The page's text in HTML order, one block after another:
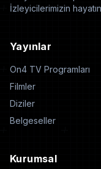
İzleyicilerimizin
Yayınlar
On4 TV Programları
Filmler
Diziler
Belgeseller
Kurumsal